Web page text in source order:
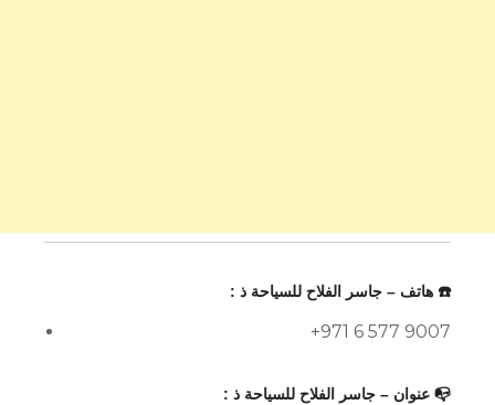
☎️ هاتف – جاسر الفلاح للسياحة ذ :
+971 6 577 9007
📭 عنوان – جاسر الفلاح للسياحة ذ :